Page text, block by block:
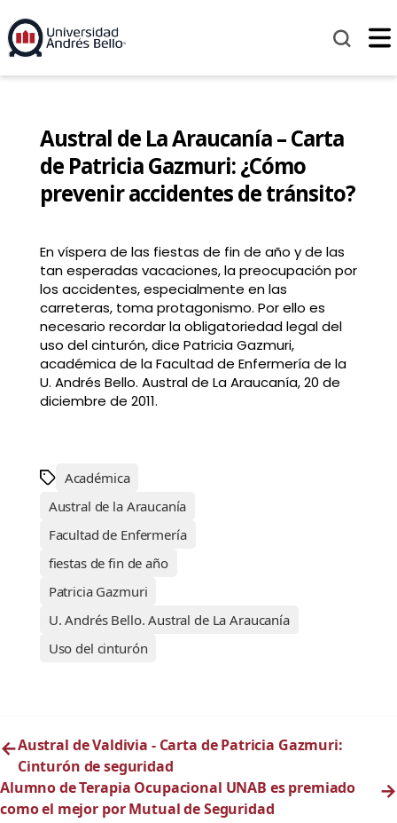
Austral de La Araucanía – Carta
de Patricia Gazmuri: ¿Cómo
prevenir accidentes de tránsito?
En víspera de las fiestas de fin de año y de las
tan esperadas vacaciones, la preocupación por
los accidentes, especialmente en las
carreteras, toma protagonismo. Por ello es
necesario recordar la obligatoriedad legal del
uso del cinturón, dice Patricia Gazmuri,
académica de la Facultad de Enfermería de la
U. Andrés Bello. Austral de La Araucanía, 20 de
diciembre de 2011.
Académica
Austral de la Araucanía
Facultad de Enfermería
fiestas de fin de año
Patricia Gazmuri
U. Andrés Bello. Austral de La Araucanía
Uso del cinturón
←Austral de Valdivia - Carta de Patricia Gazmuri:
Cinturón de seguridad
Alumno de Terapia Ocupacional UNAB es premiado
como el mejor por Mutual de Seguridad
→